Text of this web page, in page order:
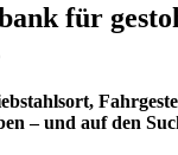
für
– und auf den